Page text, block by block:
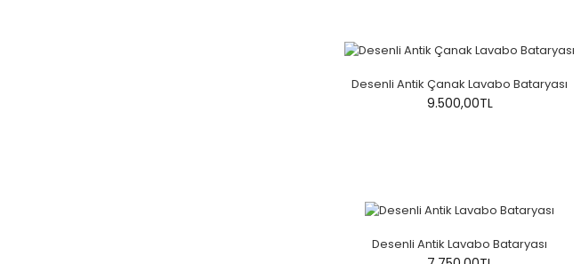
Desenli Antik Çanak Lavabo Bataryası
9.500,00TL
Desenli Antik Lavabo Bataryası